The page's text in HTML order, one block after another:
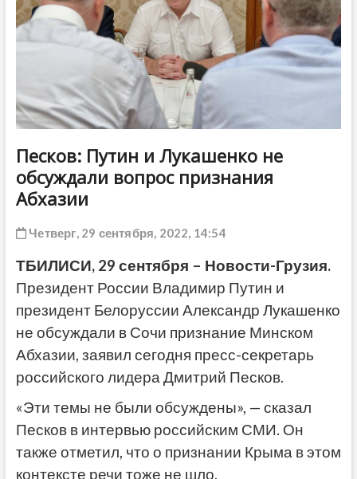
Песков: Путин и Лукашенко не
обсуждали вопрос признания
Абхазии
Четверг, 29 сентября, 2022, 14:54
ТБИЛИСИ, 29 сентября – Новости-Грузия.
Президент России Владимир Путин и
президент Белоруссии Александр Лукашенко
не обсуждали в Сочи признание Минском
Абхазии, заявил сегодня пресс-секретарь
российского лидера Дмитрий Песков.
«Эти темы не были обсуждены», — сказал
Песков в интервью российским СМИ. Он
также отметил, что о признании Крыма в этом
контексте речи тоже не шло.